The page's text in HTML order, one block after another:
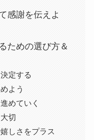
感謝を伝えよ
ための選び方＆
定する
よう
めていく
切
しさをプラス